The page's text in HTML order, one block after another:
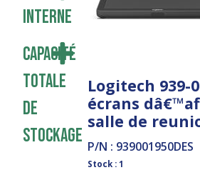
interne
Capacité
totale
de
stockage
Logitech 939-
écrans
salle de
P/N : 939001950DES
Stock : 1